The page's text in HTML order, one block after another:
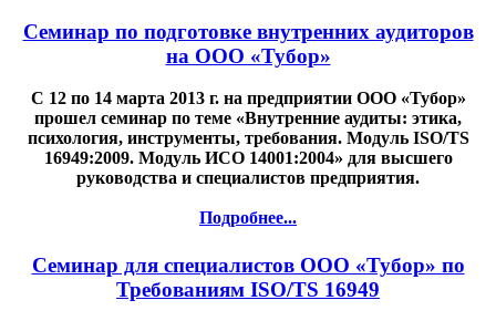
Семинар по подготовке внутренних аудиторов
на ООО «Тубор»
С 12 по 14 марта 2013 г. на предприятии ООО «Тубор»
прошел семинар по теме «Внутренние аудиты: этика,
психология, инструменты, требования. Модуль ISO/TS
16949:2009. Модуль ИСО 14001:2004» для высшего
руководства и специалистов предприятия.
Подробнее...
Семинар для специалистов ООО «Тубор» по
Требованиям ISO/TS 16949